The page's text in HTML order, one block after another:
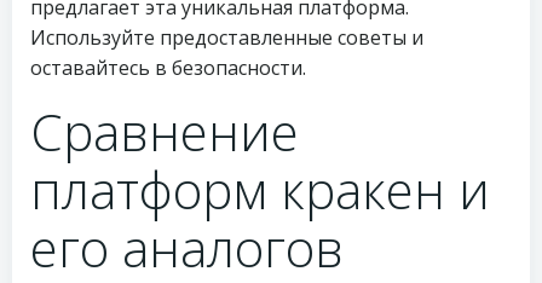
предлагает эта уникальная платформа.
Используйте предоставленные советы и
оставайтесь в безопасности.
Сравнение
платформ кракен и
его аналогов